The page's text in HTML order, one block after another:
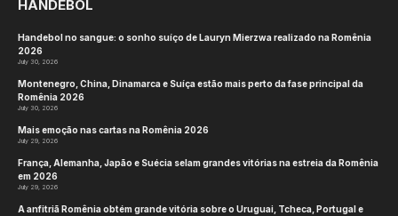
HANDEBOL
Handebol no sangue: o sonho suíço de Lauryn Mierzwa realizado na Romênia
2026
July 30, 2026
Montenegro, China, Dinamarca e Suíça estão mais perto da fase principal da
Romênia 2026
July 30, 2026
Mais emoção nas cartas na Romênia 2026
July 29, 2026
França, Alemanha, Japão e Suécia selam grandes vitórias na estreia da Romênia
em 2026
July 29, 2026
A anfitriã Romênia obtém grande vitória sobre o Uruguai, Tcheca, Portugal e